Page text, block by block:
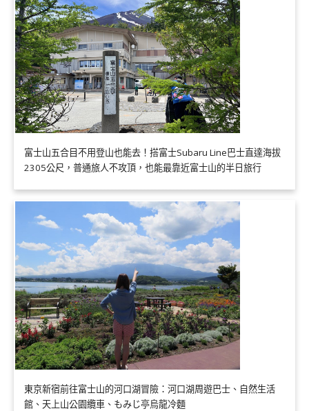
富士山五合目不用登山也能去！搭富士Subaru Line巴士直達海拔
2305公尺，普通旅人不攻頂，也能最靠近富士山的半日旅行
東京新宿前往富士山的河口湖冒險：河口湖周遊巴士、自然生活
館、天上山公園纜車、もみじ亭烏龍冷麵